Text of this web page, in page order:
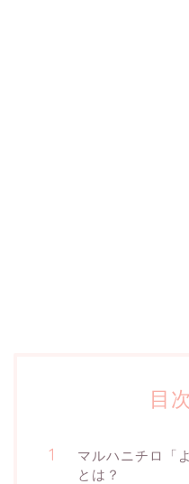
目次
マルハニチロ「
とは？